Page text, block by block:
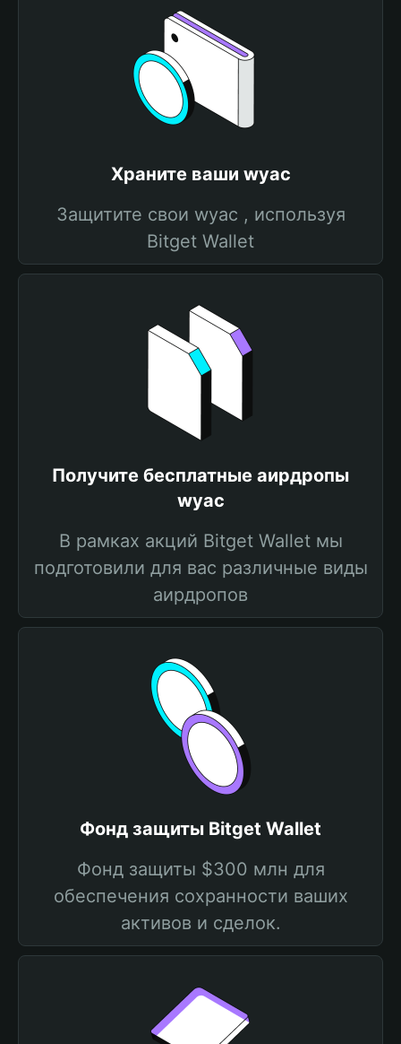
Храните ваши wyac
Защитите свои wyac , используя
Bitget Wallet
Получите бесплатные аирдропы
wyac
В рамках акций Bitget Wallet мы
подготовили для вас различные виды
аирдропов
Фонд защиты Bitget Wallet
Фонд защиты $300 млн для
обеспечения сохранности ваших
активов и сделок.